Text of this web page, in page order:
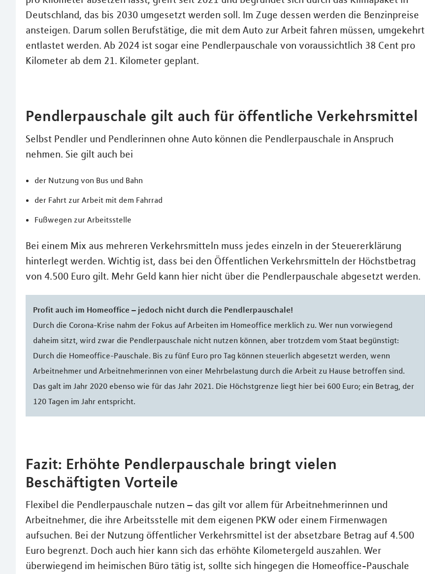
Deutschland, das bis 2030 umgesetzt werden soll. Im Zuge dessen werden die Benzinpreise
ansteigen. Darum sollen Berufstätige, die mit dem Auto zur Arbeit fahren müssen, umgekehrt
entlastet werden. Ab 2024 ist sogar eine Pendlerpauschale von voraussichtlich 38 Cent pro
Kilometer ab dem 21. Kilometer geplant.
Pendlerpauschale gilt auch für öffentliche Verkehrsmittel
Selbst Pendler und Pendlerinnen ohne Auto können die Pendlerpauschale in Anspruch
nehmen. Sie gilt auch bei
der Nutzung von Bus und Bahn
der Fahrt zur Arbeit mit dem Fahrrad
Fußwegen zur Arbeitsstelle
Bei einem Mix aus mehreren Verkehrsmitteln muss jedes einzeln in der Steuererklärung
hinterlegt werden. Wichtig ist, dass bei den Öffentlichen Verkehrsmitteln der Höchstbetrag
von 4.500 Euro gilt. Mehr Geld kann hier nicht über die Pendlerpauschale abgesetzt werden.
Profit auch im Homeoffice – jedoch nicht durch die Pendlerpauschale!
Durch die Corona-Krise nahm der Fokus auf Arbeiten im Homeoffice merklich zu. Wer nun vorwiegend
daheim sitzt, wird zwar die Pendlerpauschale nicht nutzen können, aber trotzdem vom Staat begünstigt:
Durch die Homeoffice-Pauschale. Bis zu fünf Euro pro Tag können steuerlich abgesetzt werden, wenn
Arbeitnehmer und Arbeitnehmerinnen von einer Mehrbelastung durch die Arbeit zu Hause betroffen sind.
Das galt im Jahr 2020 ebenso wie für das Jahr 2021. Die Höchstgrenze liegt hier bei 600 Euro; ein Betrag, der
120 Tagen im Jahr entspricht.
Fazit: Erhöhte Pendlerpauschale bringt vielen
Beschäftigten Vorteile
Flexibel die Pendlerpauschale nutzen – das gilt vor allem für Arbeitnehmerinnen und
Arbeitnehmer, die ihre Arbeitsstelle mit dem eigenen PKW oder einem Firmenwagen
aufsuchen. Bei der Nutzung öffentlicher Verkehrsmittel ist der absetzbare Betrag auf 4.500
Euro begrenzt. Doch auch hier kann sich das erhöhte Kilometergeld auszahlen. Wer
überwiegend im heimischen Büro tätig ist, sollte sich hingegen die Homeoffice-Pauschale